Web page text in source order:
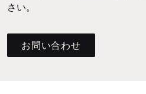
さい。
お問い合わせ